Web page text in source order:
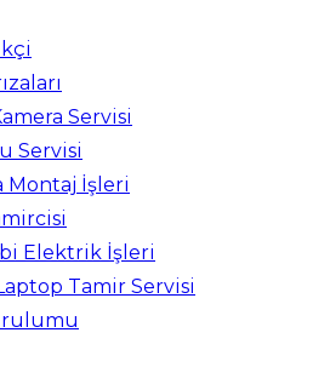
Servisi
Servisi
Montaj İşleri
Elektrik İşleri
Tamir Servisi